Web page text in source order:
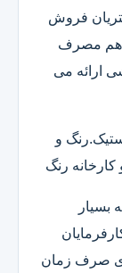
فروش
هم مصرف
ارائه می
و
رنگ
بسیار
صرف زمان